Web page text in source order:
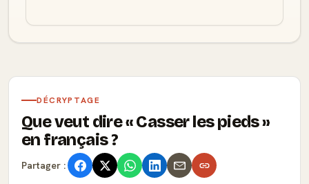
DÉCRYPTAGE
Que veut dire
Casser les pieds
en français ?
Partager :